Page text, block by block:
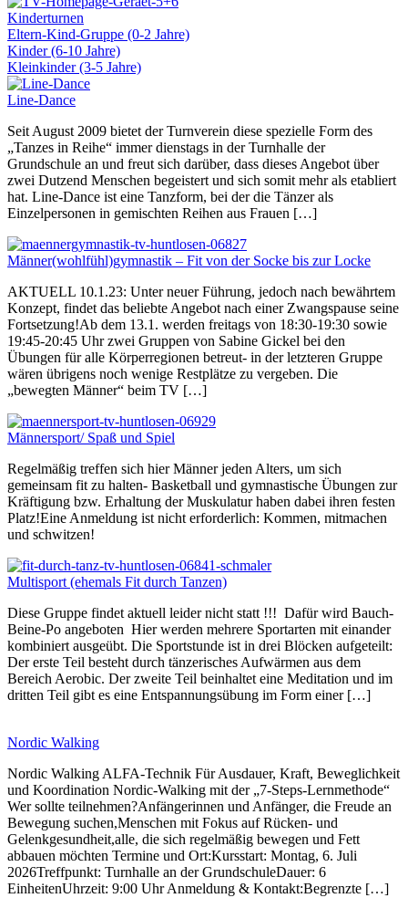
Kinderturnen
Eltern-Kind-Gruppe (0-2 Jahre)
Kinder (6-10 Jahre)
Kleinkinder (3-5 Jahre)
Line-Dance
Seit August 2009 bietet der Turnverein diese spezielle Form des
„Tanzes in Reihe“ immer dienstags in der Turnhalle der
Grundschule an und freut sich darüber, dass dieses Angebot über
zwei Dutzend Menschen begeistert und sich somit mehr als etabliert
hat. Line-Dance ist eine Tanzform, bei der die Tänzer als
Einzelpersonen in gemischten Reihen aus Frauen […]
Männer(wohlfühl)gymnastik – Fit von der Socke bis zur Locke
AKTUELL 10.1.23: Unter neuer Führung, jedoch nach bewährtem
Konzept, findet das beliebte Angebot nach einer Zwangspause seine
Fortsetzung!Ab dem 13.1. werden freitags von 18:30-19:30 sowie
19:45-20:45 Uhr zwei Gruppen von Sabine Gickel bei den
Übungen für alle Körperregionen betreut- in der letzteren Gruppe
wären übrigens noch wenige Restplätze zu vergeben. Die
„bewegten Männer“ beim TV […]
Männersport/ Spaß und Spiel
Regelmäßig treffen sich hier Männer jeden Alters, um sich
gemeinsam fit zu halten- Basketball und gymnastische Übungen zur
Kräftigung bzw. Erhaltung der Muskulatur haben dabei ihren festen
Platz!Eine Anmeldung ist nicht erforderlich: Kommen, mitmachen
und schwitzen!
Multisport (ehemals Fit durch Tanzen)
Diese Gruppe findet aktuell leider nicht statt !!! Dafür wird Bauch-
Beine-Po angeboten Hier werden mehrere Sportarten mit einander
kombiniert ausgeübt. Die Sportstunde ist in drei Blöcken aufgeteilt:
Der erste Teil besteht durch tänzerisches Aufwärmen aus dem
Bereich Aerobic. Der zweite Teil beinhaltet eine Meditation und im
dritten Teil gibt es eine Entspannungsübung im Form einer […]
Nordic Walking
Nordic Walking ALFA-Technik Für Ausdauer, Kraft, Beweglichkeit
und Koordination Nordic-Walking mit der „7-Steps-Lernmethode“
Wer sollte teilnehmen?Anfängerinnen und Anfänger, die Freude an
Bewegung suchen,Menschen mit Fokus auf Rücken- und
Gelenkgesundheit,alle, die sich regelmäßig bewegen und Fett
abbauen möchten Termine und Ort:Kursstart: Montag, 6. Juli
2026Treffpunkt: Turnhalle an der GrundschuleDauer: 6
EinheitenUhrzeit: 9:00 Uhr Anmeldung & Kontakt:Begrenzte […]